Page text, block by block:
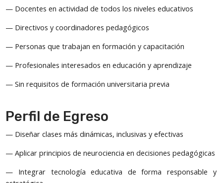
— Docentes en actividad de todos los niveles educativos
— Directivos y coordinadores pedagógicos
— Personas que trabajan en formación y capacitación
— Profesionales interesados en educación y aprendizaje
— Sin requisitos de formación universitaria previa
Perfil de Egreso
— Diseñar clases más dinámicas, inclusivas y efectivas
— Aplicar principios de neurociencia en decisiones pedagógicas
— Integrar tecnología educativa de forma responsable y